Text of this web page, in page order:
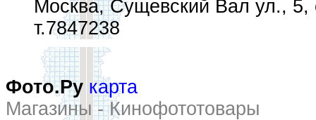
Москва, Сущевский Вал ул., 5,
т.7847238
Фото.Ру карта
Магазины - Кинофототовары